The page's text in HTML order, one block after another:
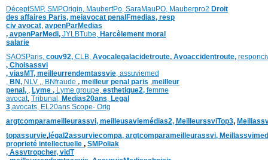
DéceptSMP, SMPOrigin, MaubertPo, SaraMauPO, Mauberpro2 Droit
des affaires Paris, meiavocat penalFmedias, resp
civ avocat, avpenParMedias
, avpenParMedi, JYLBTube, Harcèlement moral
salarie
SAOSParis, couv92, CLB, Avocalegalacidetroute, Avoaccidentroute,
, Choisassvi
, viasMT, meilleurrendemtassvie, assuviemed
, BN, NLV ,, BNfraude , meilleur penal paris ,meilleur
penal, , Lyme , Lyme groupe, esthetique2, femme
avocat, Tribunal, Medias20ans, Legal
3,avocats, EL20ans Scope- Orig
argtcomparameilleurassvi, meilleusaviemédias2, MeilleurssviTop3,
topassurvie, légal2assurviecompa, argtcomparameilleurassvi,
proprieté intellectuelle , SMPoliak
, Assvtropcher, vidT